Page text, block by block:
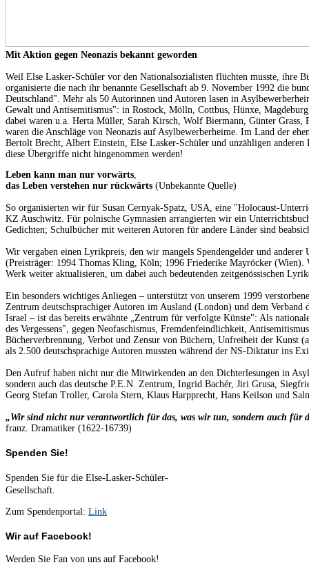
Mit Aktion gegen Neonazis bekannt geworden
Weil Else Lasker-Schüler vor den Nationalsozialisten flüchten musste, ihre
organisierte die nach ihr benannte Gesellschaft ab 9. November 1992 die
Deutschland". Mehr als 50 Autorinnen und Autoren lasen in
Gewalt und Antisemitismus": in Rostock, Mölln, Cottbus, Hünxe,
dabei waren u.a. Herta Müller, Sarah Kirsch, Wolf Biermann, Günter Grass,
waren die Anschläge von Neonazis auf Asylbewerberheime. Im Land der
Bertolt Brecht, Albert Einstein, Else Lasker-Schüler und unzähligen
diese Übergriffe nicht hingenommen werden!
Leben kann man nur vorwärts
das Leben verstehen nur rückwärts (Unbekannte Quelle)
So organisierten wir für Susan Cernyak-Spatz, USA, eine "Holocaust-
KZ Auschwitz. Für polnische Gymnasien arrangierten wir ein
Gedichten; Schulbücher mit weiteren Autoren für andere Länder sind
Wir vergaben einen Lyrikpreis, den wir mangels Spendengelder und anderer
(Preisträger: 1994 Thomas Kling, Köln; 1996 Friederike Mayröcker (Wien).
Werk weiter aktualisieren, um dabei auch bedeutenden zeitgenössischen
Ein besonders wichtiges Anliegen – unterstützt von unserem 1999
Zentrum deutschsprachiger Autoren im Ausland (London) und dem Verband
Israel – ist das bereits erwähnte „Zentrum für verfolgte Künste": Als
des Vergessens", gegen Neofaschismus, Fremdenfeindlichkeit,
Bücherverbrennung, Verbot und Zensur von Büchern, Unfreiheit der Kunst
als 2.500 deutschsprachige Autoren mussten während der NS-Diktatur ins
Den Aufruf haben nicht nur die Mitwirkenden an den Dichterlesungen in
sondern auch das deutsche P.E.N. Zentrum, Ingrid Bachér, Jiri Grusa,
Georg Stefan Troller, Carola Stern, Klaus Harpprecht, Hans Keilson und
„Wir sind nicht nur verantwortlich für das, was wir tun, sondern auch für
franz. Dramatiker (1622-16739)
Spenden Sie!
Spenden Sie für die Else-Lasker-Schüler-
Gesellschaft.
Zum Spendenportal: Link
Wir auf Facebook!
Werden Sie Fan von uns auf Facebook!